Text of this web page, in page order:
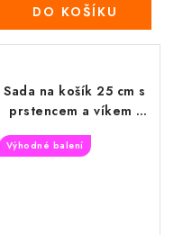
DO KOŠÍKU
Sada na košík 25 cm s
prstencem a víkem -
Výhodné balení